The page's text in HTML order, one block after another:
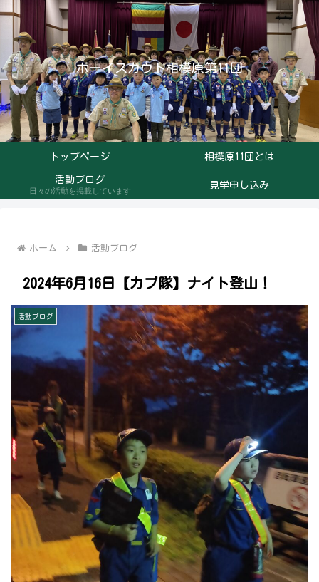
ボーイスカウト相模原第11団
トップページ 相模原11団とは
活動ブログ
日々の活動を掲載しています
見学申し込み
ホーム 活動ブログ
2024年6月16日【カブ隊】ナイト登山！
活動ブログ